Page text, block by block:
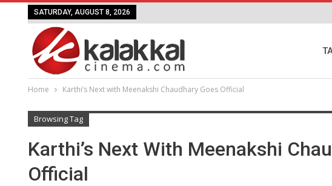
SATURDAY, AUGUST 8, 2026
Home Karthi’s Next with Meenakshi Chaudhary Goes Official
Browsing Tag
Karthi’s Next With Meenakshi
Official